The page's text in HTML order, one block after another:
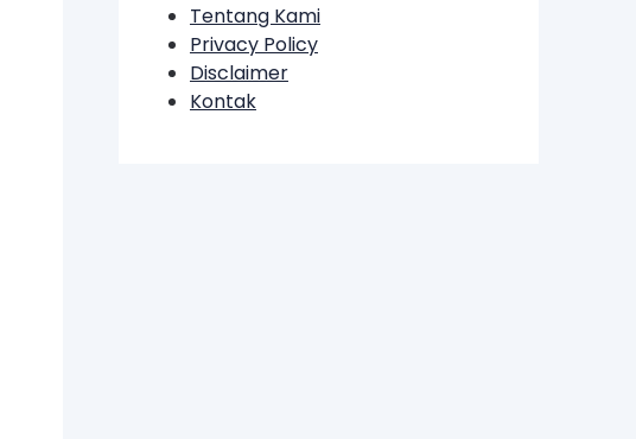
Tentang Kami
Privacy Policy
Disclaimer
Kontak